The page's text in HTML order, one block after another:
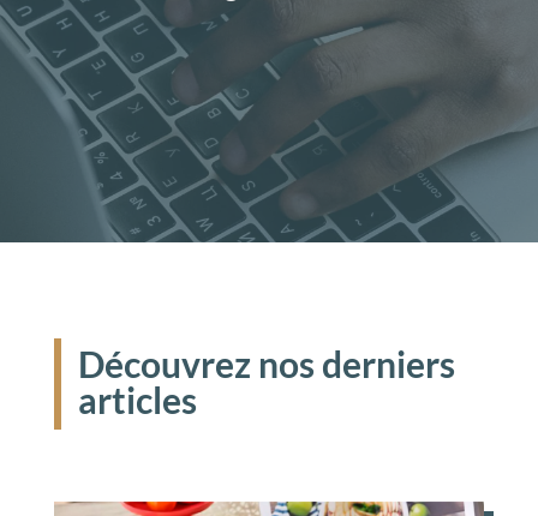
Découvrez nos derniers
articles